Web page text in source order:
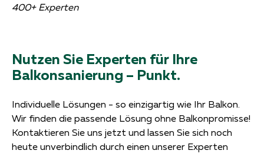
400+ Experten
Nutzen Sie Experten für Ihre
Balkonsanierung – Punkt.
Individuelle Lösungen - so einzigartig wie Ihr Balkon.
Wir finden die passende Lösung ohne Balkonpromisse!
Kontaktieren Sie uns jetzt und lassen Sie sich noch
heute unverbindlich durch einen unserer Experten